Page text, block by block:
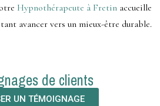
Hypnothérapeute à Fretin accueille
avancer vers un mieux-être durable.
de clients
UN TÉMOIGNAGE